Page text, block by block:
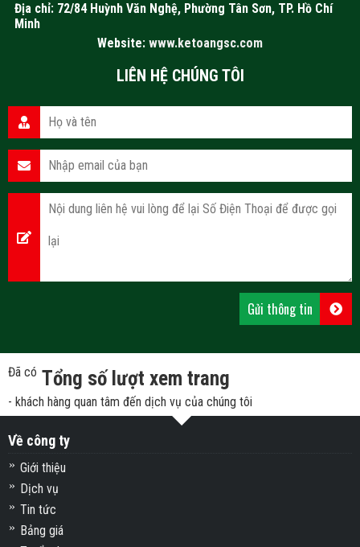
Địa chỉ: 72/84 Huỳnh Văn Nghệ, Phường Tân Sơn, TP. Hồ Chí
Minh
Website: www.ketoangsc.com
LIÊN HỆ CHÚNG TÔI
Đã có Tổng số lượt xem trang
- khách hàng quan tâm đến dịch vụ của chúng tôi
Về công ty
Giới thiệu
Dịch vụ
Tin tức
Bảng giá